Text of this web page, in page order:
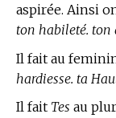
aspirée. Ainsi
ton habileté.
Il fait au
hardiesse. ta
Il fait Tes au